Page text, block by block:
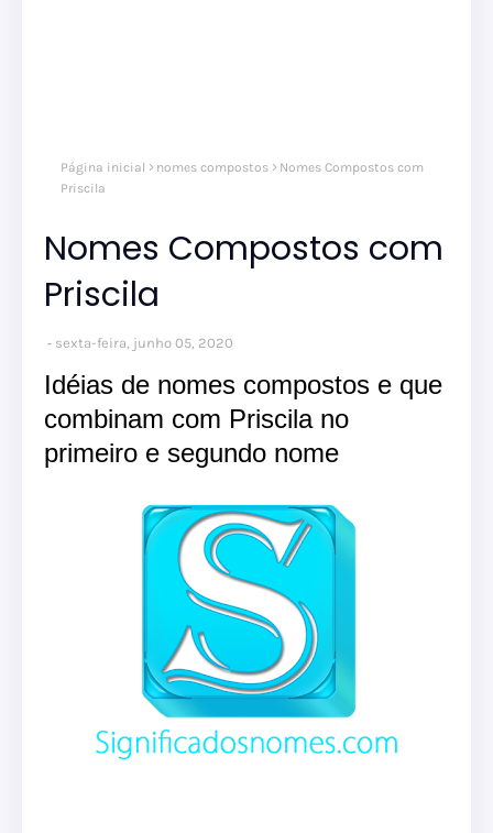
Página inicial nomes compostos
Nomes Compostos com
Priscila
Nomes Compostos com
Priscila
sexta-feira, junho 05, 2020
Idéias de nomes compostos e que
combinam com Priscila no
primeiro e segundo nome